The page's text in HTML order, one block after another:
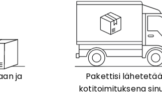
ja
Pakettisi
kotitoimituksena